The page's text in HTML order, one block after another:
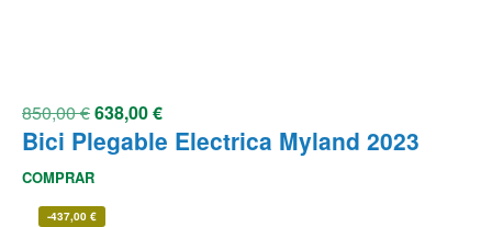
850,00€638,00€
Bici Plegable Electrica Myland 2023
COMPRAR
-437,00 €